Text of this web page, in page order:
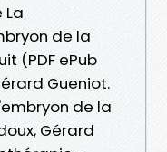
La
de la
(PDF ePub
Gueniot.
de la
Gérard